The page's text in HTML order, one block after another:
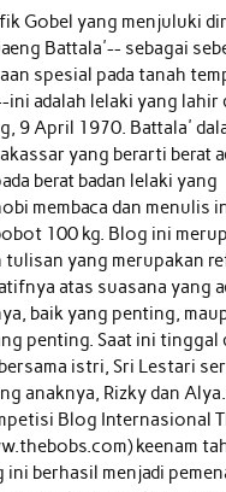
Gobel yang menjuluki
Battala'-- sebagai
spesial pada tanah
ini adalah lelaki yang lahir
9 April 1970. Battala'
yang berarti berat
berat badan lelaki yang
membaca dan menulis
100 kg. Blog ini
tulisan yang merupakan
atas suasana yang
baik yang penting,
penting. Saat ini tinggal
istri, Sri Lestari
anaknya, Rizky dan Alya.
Blog Internasional
keenam
ini berhasil menjadi